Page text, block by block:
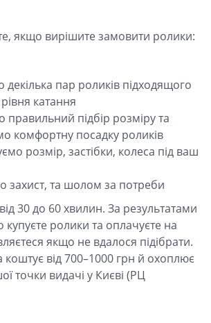
якщо вирішите замовити ролики:
пар роликів підходящого
катання
підбір розміру та
комфортну посадку роликів
розмір, застібки, колеса під ваш
захист, та шолом за потреби
30 до 60 хвилин. За результатами
ролики та оплачуєте на
якщо не вдалося підібрати.
коштує від 700–1000 грн й охоплює
точки видачі у Києві (РЦ